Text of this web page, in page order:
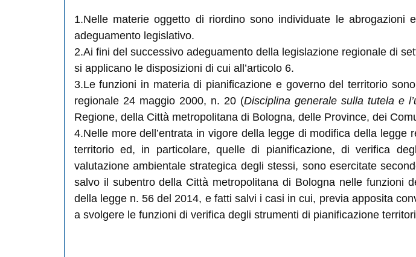
1.Nelle materie oggetto di riordino sono individuate le
adeguamento legislativo.
2.Ai fini del successivo adeguamento della legislazione regionale di
si applicano le disposizioni di cui all’articolo 6.
3.Le funzioni in materia di pianificazione e governo del territorio
regionale 24 maggio 2000, n. 20 (Disciplina generale sulla tutela e
Regione, della Città metropolitana di Bologna, delle Province, dei
4.Nelle more dell’entrata in vigore della legge di modifica della
territorio ed, in particolare, quelle di pianificazione, di verifica
valutazione ambientale strategica degli stessi, sono esercitate
salvo il subentro della Città metropolitana di Bologna nelle funzioni
della legge n. 56 del 2014, e fatti salvi i casi in cui, previa apposita
a svolgere le funzioni di verifica degli strumenti di pianificazione